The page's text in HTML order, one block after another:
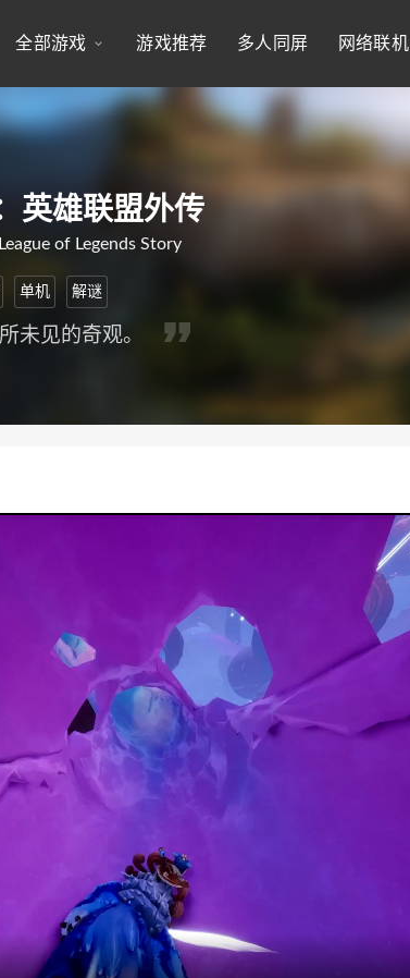
全部游戏 游戏推荐 多人同屏 网络联机
英雄联盟外传
of Legends Story
单机 解谜
未见的奇观。